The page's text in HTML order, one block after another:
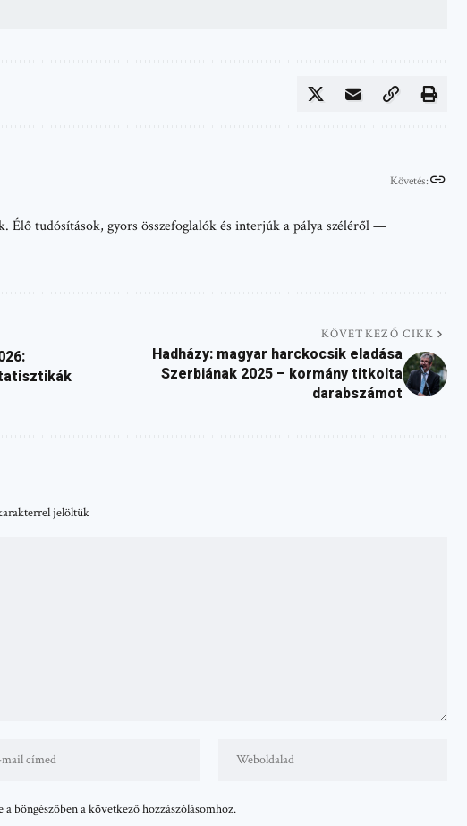
Követés:
Élő tudósítások, gyors összefoglalók és interjúk a pálya széléről —
KÖVETKEZŐ CIKK
Hadházy: magyar harckocsik eladása
Szerbiának 2025 – kormány titkolta
darabszámot
jelöltük
böngészőben a következő hozzászólásomhoz.